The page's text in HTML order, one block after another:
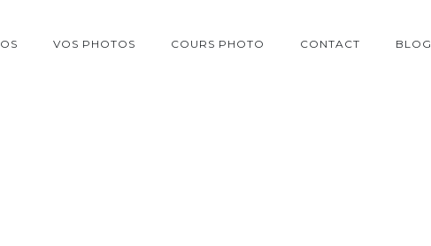
VOS PHOTOS COURS PHOTO CONTACT BLOG